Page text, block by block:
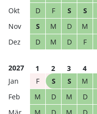
D
F S S
S
M D M
D
M D F
2027 1 2 3 4
F
S S M
M
D M D